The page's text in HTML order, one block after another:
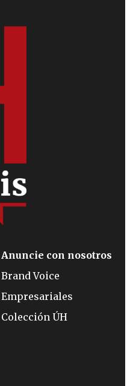
Anuncie con nosotros
Brand Voice
Empresariales
Colección ÚH